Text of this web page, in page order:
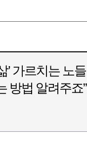
’ 가르치는 노들
방법 알려주죠”